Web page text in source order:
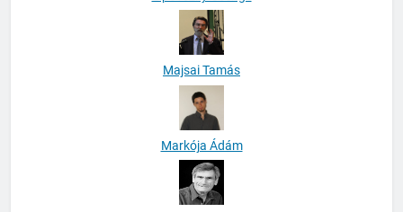
Majsai Tamás
Markója Ádám